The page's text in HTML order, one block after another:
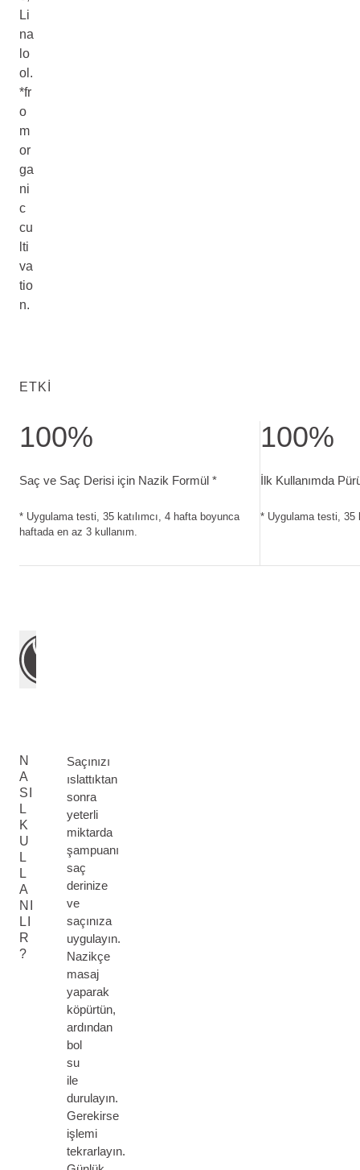
Li
na
lo
ol.
*fr
o
m
or
ga
ni
c
cu
lti
va
tio
n.
ETKI
100%
Saç ve Saç Derisi için Nazik Formül *
* Uygulama testi, 35 katılımcı, 4 hafta boyunca
haftada en az 3 kullanım.
100%
İlk Kullanımda
* Uygulama testi, 35
N
A
SI
L
K
U
L
L
A
NI
LI
R
?
Saçınızı
ıslattıktan
sonra
yeterli
miktarda
şampuanı
saç
derinize
ve
saçınıza
uygulayın.
Nazikçe
masaj
yaparak
köpürtün,
ardından
bol
su
ile
durulayın.
Gerekirse
işlemi
tekrarlayın.